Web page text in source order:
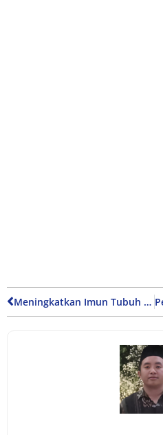
Meningkatkan Imun Tubuh Secara Alami: Tips Mudah yang Bisa Kamu Coba